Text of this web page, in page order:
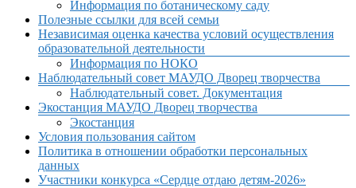
Информация по ботаническому саду
Полезные ссылки для всей семьи
Независимая оценка качества условий осуществления
образовательной деятельности
Информация по НОКО
Наблюдательный совет МАУДО Дворец творчества
Наблюдательный совет. Документация
Экостанция МАУДО Дворец творчества
Экостанция
Условия пользования сайтом
Политика в отношении обработки персональных
данных
Участники конкурса «Сердце отдаю детям-2026»